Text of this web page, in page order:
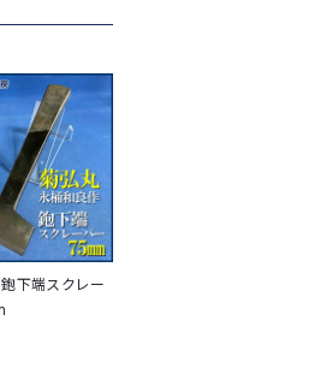
下端スクレー